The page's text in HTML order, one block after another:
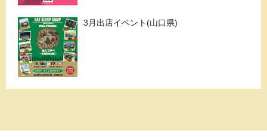
3月出店イベント(山口県)